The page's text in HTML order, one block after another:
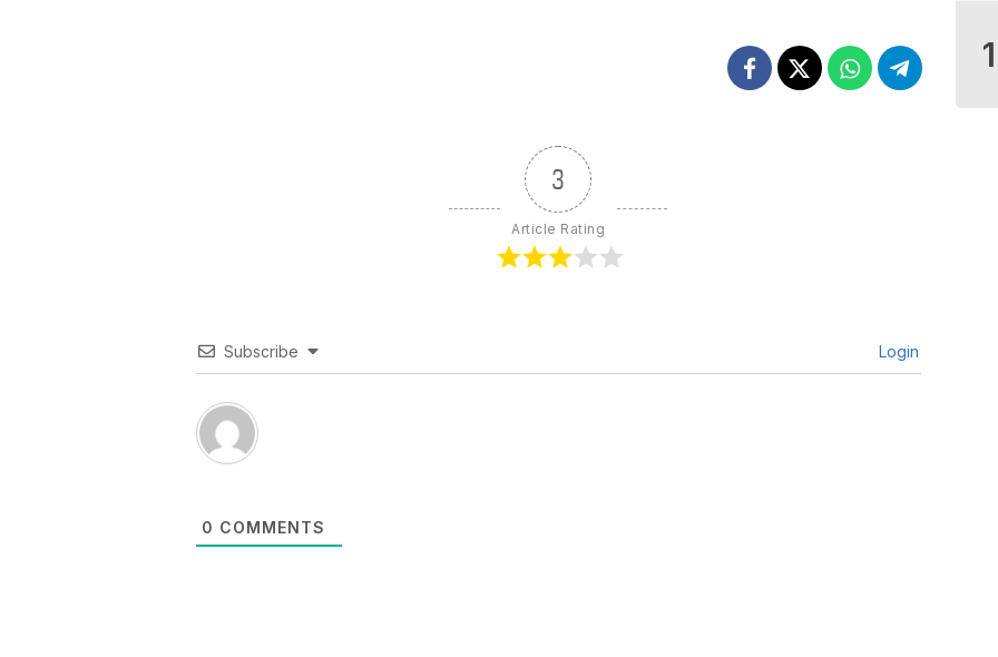
3
Article Rating
Subscribe Login
0 COMMENTS